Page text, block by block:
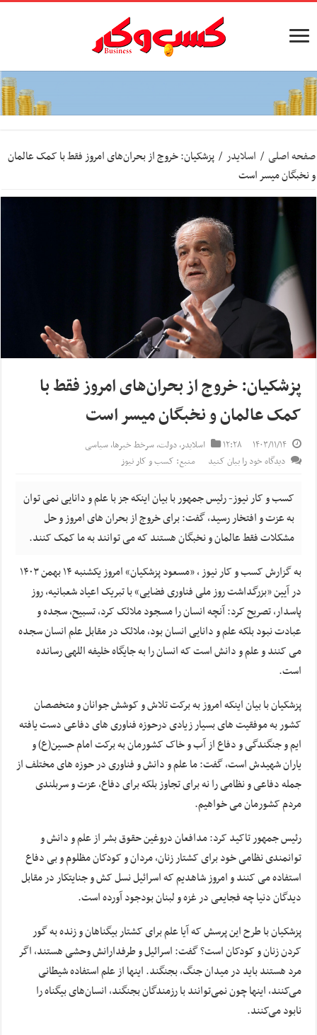
صفحه اصلی / اسلایدر / پزشکیان: خروج از بحران‌های امروز فقط با کمک عالمان
و نخبگان میسر است
پزشکیان: خروج از بحران‌های امروز فقط با
کمک عالمان و نخبگان میسر است
۱۴۰۳/۱۱/۱۴ ۱۲:۲۸ اسلایدر,دولت,سرخط خبرها,سیاسی
دیدگاه خود را بیان کنید
منبع: کسب و کار نیوز
کسب و کار نیوز- رئیس جمهور با بیان اینکه جز با علم و دانایی نمی توان
به عزت و افتخار رسید، گفت: برای خروج از بحران های امروز و حل
مشکلات فقط عالمان و نخبگان هستند که می توانند به ما کمک کنند.
به گزارش کسب و کار نیوز ، «مسعود پزشکیان» امروز یکشنبه ۱۴ بهمن ۱۴۰۳
در آیین «بزرگداشت روز ملی فناوری فضایی» با تبریک اعیاد شعبانیه، روز
پاسدار، تصریح کرد: آنچه انسان را مسجود ملائک کرد، تسبیح، سجده و
عبادت نبود بلکه علم و دانایی انسان بود، ملائک در مقابل علم انسان سجده
می کنند و علم و دانش است که انسان را به جایگاه خلیفه اللهی رسانده
است.
پزشکیان با بیان اینکه امروز به برکت تلاش و کوشش جوانان و متخصصان
کشور به موفقیت های بسیار زیادی درحوزه فناوری های دفاعی دست یافته
ایم و جنگندگی و دفاع از آب و خاک کشورمان به برکت امام حسین(ع) و
یاران شهیدش است، گفت: ما علم و دانش و فناوری در حوزه های مختلف از
جمله دفاعی و نظامی را نه برای تجاوز بلکه برای دفاع، عزت و سربلندی
مردم کشورمان می خواهیم.
رئیس جمهور تاکید کرد: مدافعان دروغین حقوق بشر از علم و دانش و
توانمندی نظامی خود برای کشتار زنان، مردان و کودکان مظلوم و بی دفاع
استفاده می کنند و امروز شاهدیم که اسرائیل نسل کش و جنایتکار در مقابل
دیدگان دنیا چه فجایعی در غزه و لبنان بودجود آورده است.
پزشکیان با طرح این پرسش که آیا علم برای کشتار بیگناهان و زنده به گور
کردن زنان و کودکان است؟ گفت: اسرائیل و طرفدارانش وحشی هستند، اگر
مرد هستند باید در میدان جنگ، بجنگند. اینها از علم استفاده شیطانی
می‌کنند، اینها چون نمی‌توانند با رزمندگان بجنگند، انسان‌های بیگناه را
نابود می‌کنند.